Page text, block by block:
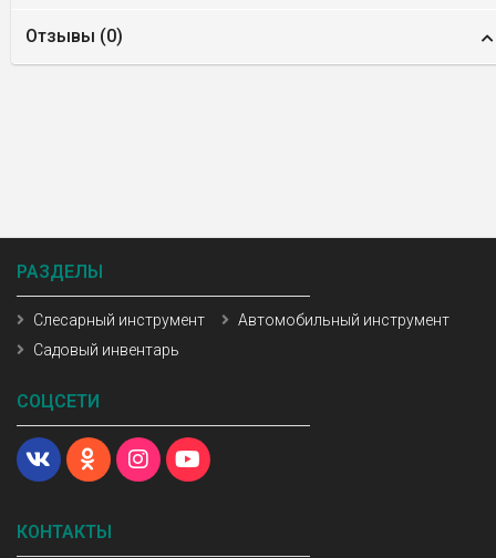
Отзывы (0)
КОНТАКТЫ
РАЗДЕЛЫ
Слесарный инструмент
Автомобильный инструмент
Садовый инвентарь
СОЦСЕТИ